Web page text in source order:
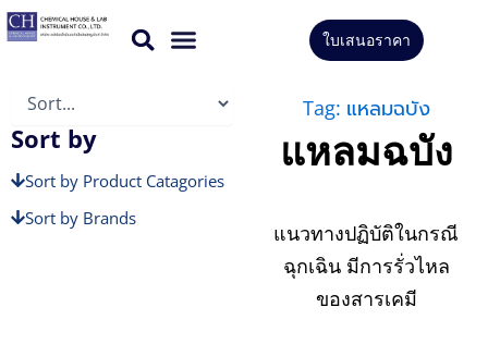
Skip
to
ใบเสนอราคา
Sort by
Sort by Product Catagories
Sort by Brands
Tag: แหลมฉบัง
แหลมฉบัง
แนวทางปฏิบัติในกรณี
ฉุกเฉิน มีการรั่วไหล
ของสารเคมี